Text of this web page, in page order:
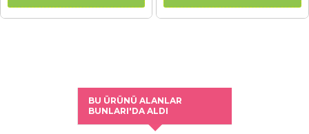
BU ÜRÜNÜ ALANLAR
BUNLARI'DA ALDI